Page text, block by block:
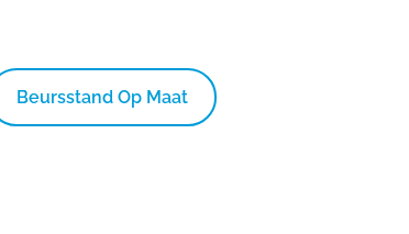
Beursstand Op Maat